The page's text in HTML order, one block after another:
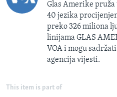
Glas Amerike
40 jezika
preko 326 miliona
linijama GLAS
VOA i mogu
agencija vijesti.
This item is part of